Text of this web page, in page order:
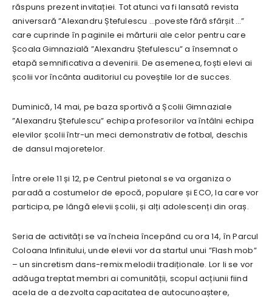
răspuns prezent invitației. Tot atunci va fi lansată revista
aniversară ”Alexandru Ștefulescu …poveste fără sfârșit …”
care cuprinde în paginile ei mărturii ale celor pentru care
Școala Gimnazială ”Alexandru Ștefulescu” a însemnat o
etapă semnificativa a devenirii. De asemenea, foști elevi ai
școlii vor încânta auditoriul cu poveștile lor de succes.
Duminică, 14 mai, pe baza sportivă a Școlii Gimnaziale
”Alexandru Ștefulescu” echipa profesorilor va întâlni echipa
elevilor școlii într-un meci demonstrativ de fotbal, deschis
de dansul majoretelor.
Între orele 11 și 12, pe Centrul pietonal se va organiza o
paradă a costumelor de epocă, populare și ECO, la care vor
participa, pe lângă elevii școlii, și alți adolescenți din oraș.
Seria de activități se va încheia începând cu ora 14, în Parcul
Coloana Infinitului, unde elevii vor da startul unui ”Flash mob”
– un sincretism dans-remix melodii tradiționale. Lor li se vor
adăuga treptat membri ai comunității, scopul acțiunii fiind
acela de a dezvolta capacitatea de autocunoaștere,